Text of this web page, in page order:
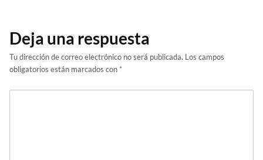
Deja una respuesta
Tu dirección de correo electrónico no será publicada. Los campos
obligatorios están marcados con *